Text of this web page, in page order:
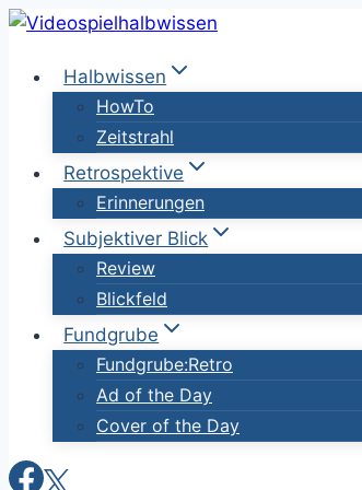
Zum
springenHalbwissen
HowTo
Zeitstrahl
Retrospektive
Erinnerungen
Subjektiver Blick
Review
Blickfeld
Fundgrube
Fundgrube:Retro
Ad of the Day
Cover of the Day